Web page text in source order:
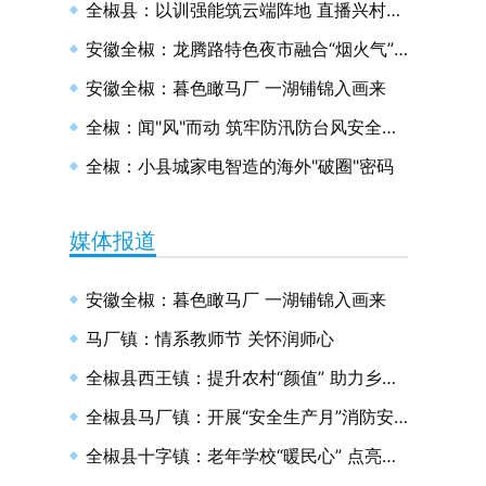
全椒县：以训强能筑云端阵地 直播兴村绘和美画卷
安徽全椒：龙腾路特色夜市融合“烟火气”与“文明风”
安徽全椒：暮色瞰马厂 一湖铺锦入画来
全椒：闻"风"而动 筑牢防汛防台风安全防线
全椒：小县城家电智造的海外"破圈"密码
媒体报道
安徽全椒：暮色瞰马厂 一湖铺锦入画来
马厂镇：情系教师节 关怀润师心
全椒县西王镇：提升农村“颜值” 助力乡村振兴
全椒县马厂镇：开展“安全生产月”消防安全演练
全椒县十字镇：老年学校“暖民心” 点亮幸福“夕阳红”